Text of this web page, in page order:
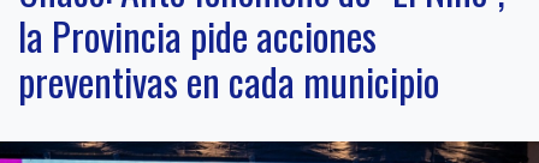
la Provincia pide acciones
preventivas en cada municipio